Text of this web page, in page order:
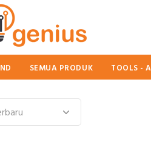
SEMUA PRODUK TOOLS -